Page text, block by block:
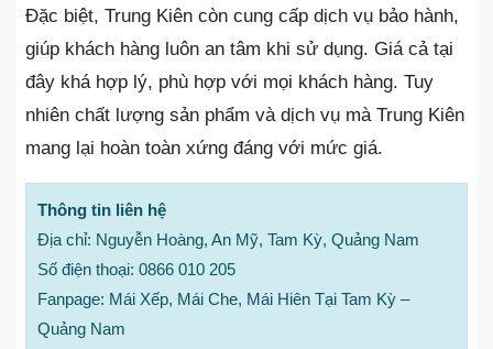
Đặc biệt, Trung Kiên còn cung cấp dịch vụ bảo hành,
giúp khách hàng luôn an tâm khi sử dụng. Giá cả tại
đây khá hợp lý, phù hợp với mọi khách hàng. Tuy
nhiên chất lượng sản phẩm và dịch vụ mà Trung Kiên
mang lại hoàn toàn xứng đáng với mức giá.
Thông tin liên hệ
Địa chỉ: Nguyễn Hoàng, An Mỹ, Tam Kỳ, Quảng Nam
Số điện thoại: 0866 010 205
Fanpage: Mái Xếp, Mái Che, Mái Hiên Tại Tam Kỳ –
Quảng Nam